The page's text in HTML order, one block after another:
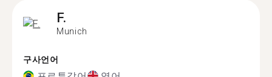
F.
Munich
구사언어